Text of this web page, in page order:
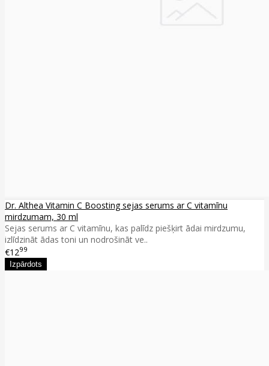
Dr. Althea Vitamin C Boosting sejas serums ar C vitamīnu
mirdzumam, 30 ml
Sejas serums ar C vitamīnu, kas palīdz piešķirt ādai mirdzumu,
izlīdzināt ādas toni un nodrošināt ve..
€1299